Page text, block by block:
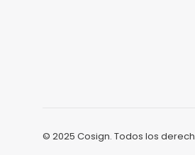
© 2025 Cosign. Todos los